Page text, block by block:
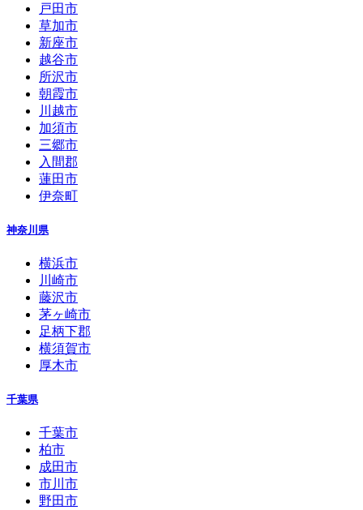
戸田市
草加市
新座市
越谷市
所沢市
朝霞市
川越市
加須市
三郷市
入間郡
蓮田市
伊奈町
神奈川県
横浜市
川崎市
藤沢市
茅ヶ崎市
足柄下郡
横須賀市
厚木市
千葉県
千葉市
柏市
成田市
市川市
野田市